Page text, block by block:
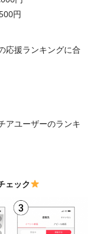
円
応援ランキングに合
アユーザーのランキ
ェック